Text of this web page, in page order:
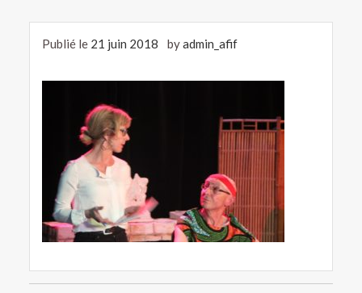
Publié le 21 juin 2018 byadmin_afif